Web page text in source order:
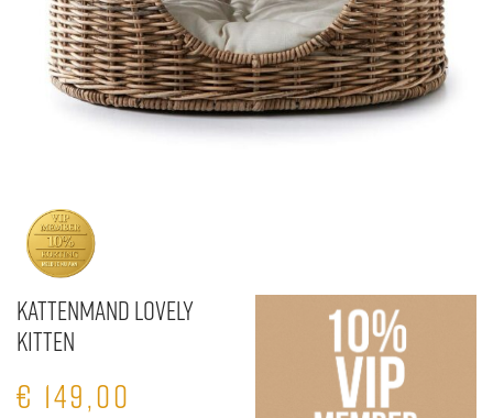
Kattenmand Lovely
Kitten
€ 149,00